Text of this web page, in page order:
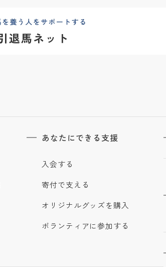
あなたにできる支援
入会する
寄付で支える
オリジナルグッズを購入
ボランティアに参加する